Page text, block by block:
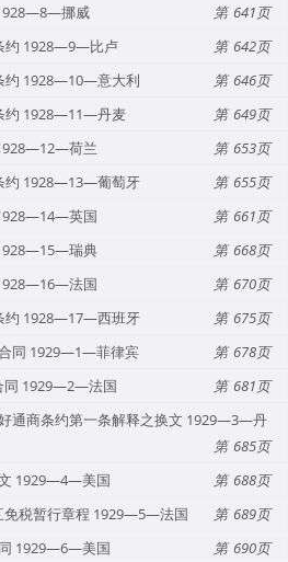
挪威
641
约 1928—9—比卢
642
约 1928—10—意大利
646
约 1928—11—丹麦
649
荷兰
653
约 1928—13—葡萄牙
655
英国
661
瑞典
668
法国
670
约 1928—17—西班牙
675
同 1929—1—菲律宾
678
同 1929—2—法国
681
通商条约第一条解释之换文 1929—3—丹
685
1929—4—美国
688
税暂行章程 1929—5—法国
689
1929—6—美国
690